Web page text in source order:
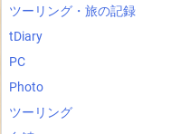
ツーリング・旅の記録
tDiary
PC
Photo
ツーリング